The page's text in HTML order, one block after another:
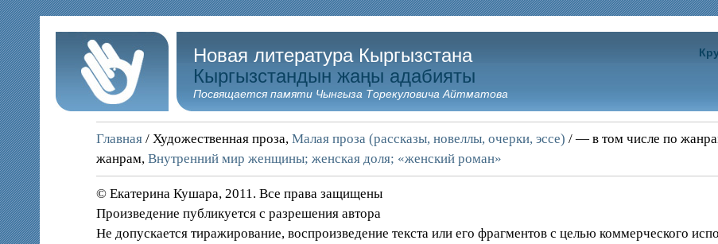
Новая литература Кыргызстана
Кыргызстандын жаңы адабияты
Посвящается памяти Чынгыза Торекуловича Айтматова
Главная / Художественная проза,Малая проза (рассказы, новеллы, очерки, эссе) / — в том числе по
жанрам,Внутренний мир женщины; женская доля; «женский роман»
© Екатерина Кушара, 2011. Все права защищены
Произведение публикуется с разрешения автора
Не допускается тиражирование, воспроизведение текста или его фрагментов с целью коммерческого